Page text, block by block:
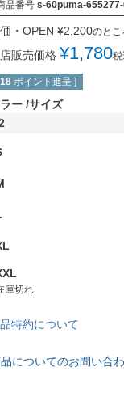
品番号 s-60puma-
・OPEN ¥2,200のとこ
販売価格 ¥1,780税
18 ポイント進呈 ]
ー サイズ
庫切れ
特約について
についてのお問い合